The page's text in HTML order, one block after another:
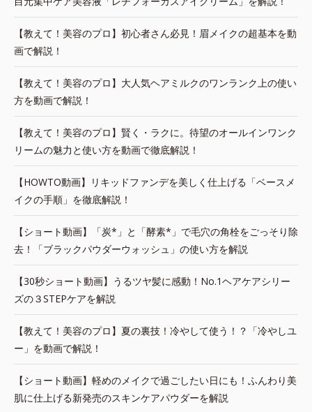
【教えて！美容のプロ】初心者さん必見！眉メイクの超基本を動
画で解説！
【教えて！美容のプロ】大人気ヘアミルクのワンランク上の使い
方を動画で解説！
【教えて！美容のプロ】賢く・ラクに。待望のオールインワンク
リームの魅力と使い方を動画で徹底解説！
【HOWTO動画】リキッドファンデを美しく仕上げる「ベースメ
イクの手順」を徹底解説！
【ショート動画】「炭*」と「酵素*」で毛穴の角栓をごっそり除
去！「ブラックパウダーウォッシュ」の使い方を解説
【30秒ショート動画】うるツヤ髪に感動！No.1ヘアケアシリー
ズの３STEPケアを解説
【教えて！美容のプロ】夏の裏技！冷やして使う！？「冷やしユ
ー」を動画で解説！
【ショート動画】軽めのメイクで過ごしたい日にも！ふんわり美
肌に仕上げる新発売のスキンケアパウダーを解説